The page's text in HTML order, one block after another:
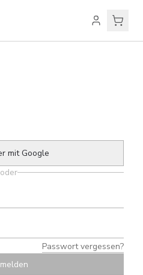
mit Google
oder
Passwort vergessen?